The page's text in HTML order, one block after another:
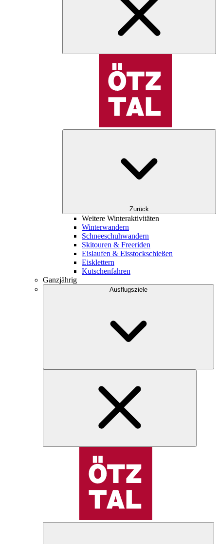
Zurück
Weitere Winteraktivitäten
Winterwandern
Schneeschuhwandern
Skitouren & Freeriden
Eislaufen & Eisstockschießen
Eisklettern
Kutschenfahren
Ganzjährig
Ausflugsziele